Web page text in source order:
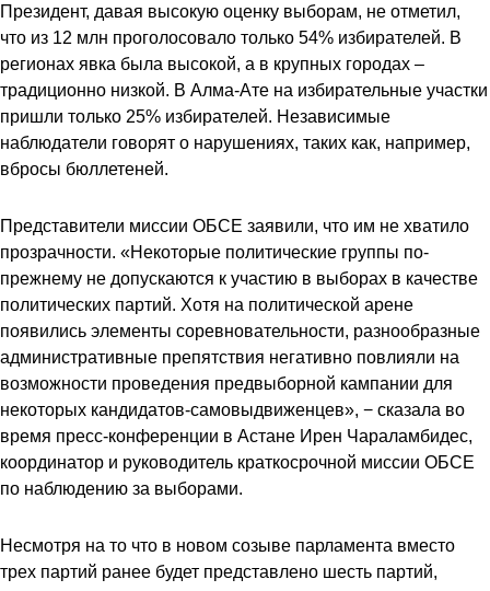
Президент, давая высокую оценку выборам, не отметил,
что из 12 млн проголосовало только 54% избирателей. В
регионах явка была высокой, а в крупных городах –
традиционно низкой. В Алма-Ате на избирательные участки
пришли только 25% избирателей. Независимые
наблюдатели говорят о нарушениях, таких как, например,
вбросы бюллетеней.
Представители миссии ОБСЕ заявили, что им не хватило
прозрачности. «Некоторые политические группы по-
прежнему не допускаются к участию в выборах в качестве
политических партий. Хотя на политической арене
появились элементы соревновательности, разнообразные
административные препятствия негативно повлияли на
возможности проведения предвыборной кампании для
некоторых кандидатов-самовыдвиженцев», − сказала во
время пресс-конференции в Астане Ирен Чараламбидес,
координатор и руководитель краткосрочной миссии ОБСЕ
по наблюдению за выборами.
Несмотря на то что в новом созыве парламента вместо
трех партий ранее будет представлено шесть партий,